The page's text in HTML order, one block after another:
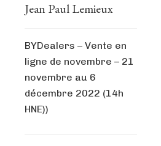
Jean Paul Lemieux
BYDealers – Vente en
ligne de novembre – 21
novembre au 6
décembre 2022 (14h
HNE))